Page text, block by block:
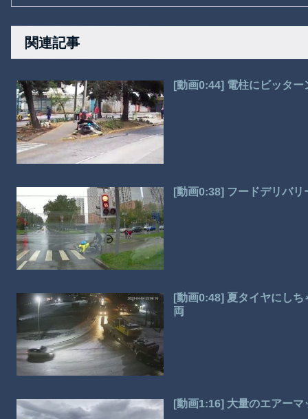
関連記事
[動画0:44] 電柱にビッター
[動画0:38] フードデリバ
[動画0:48] 夏タイヤにし
両
[動画1:16] 大量のエアーマ